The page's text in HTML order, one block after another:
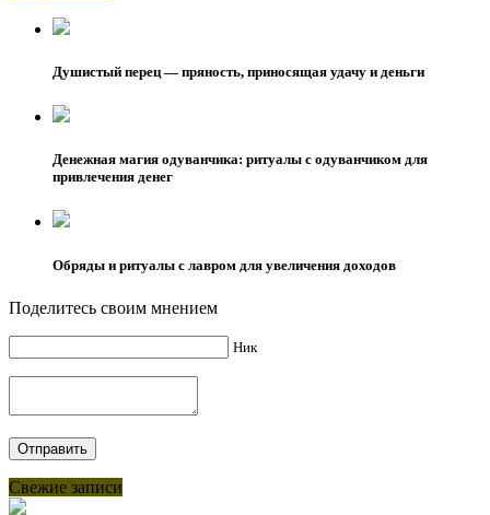
Душистый перец — пряность, приносящая удачу и деньги
Денежная магия одуванчика: ритуалы с одуванчиком для
привлечения денег
Обряды и ритуалы с лавром для увеличения доходов
Поделитесь своим мнением
Ник
Свежие записи